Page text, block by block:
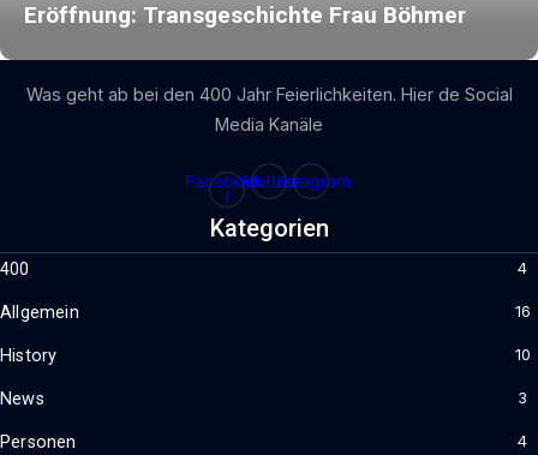
Eröffnung: Transgeschichte Frau Böhmer
Was geht ab bei den 400 Jahr Feierlichkeiten. Hier de Social
Media Kanäle
Facebook-
f
YoutubeInstagram
Kategorien
400 4
Allgemein 16
History 10
News 3
Personen 4